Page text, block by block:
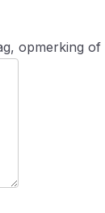
opmerking of